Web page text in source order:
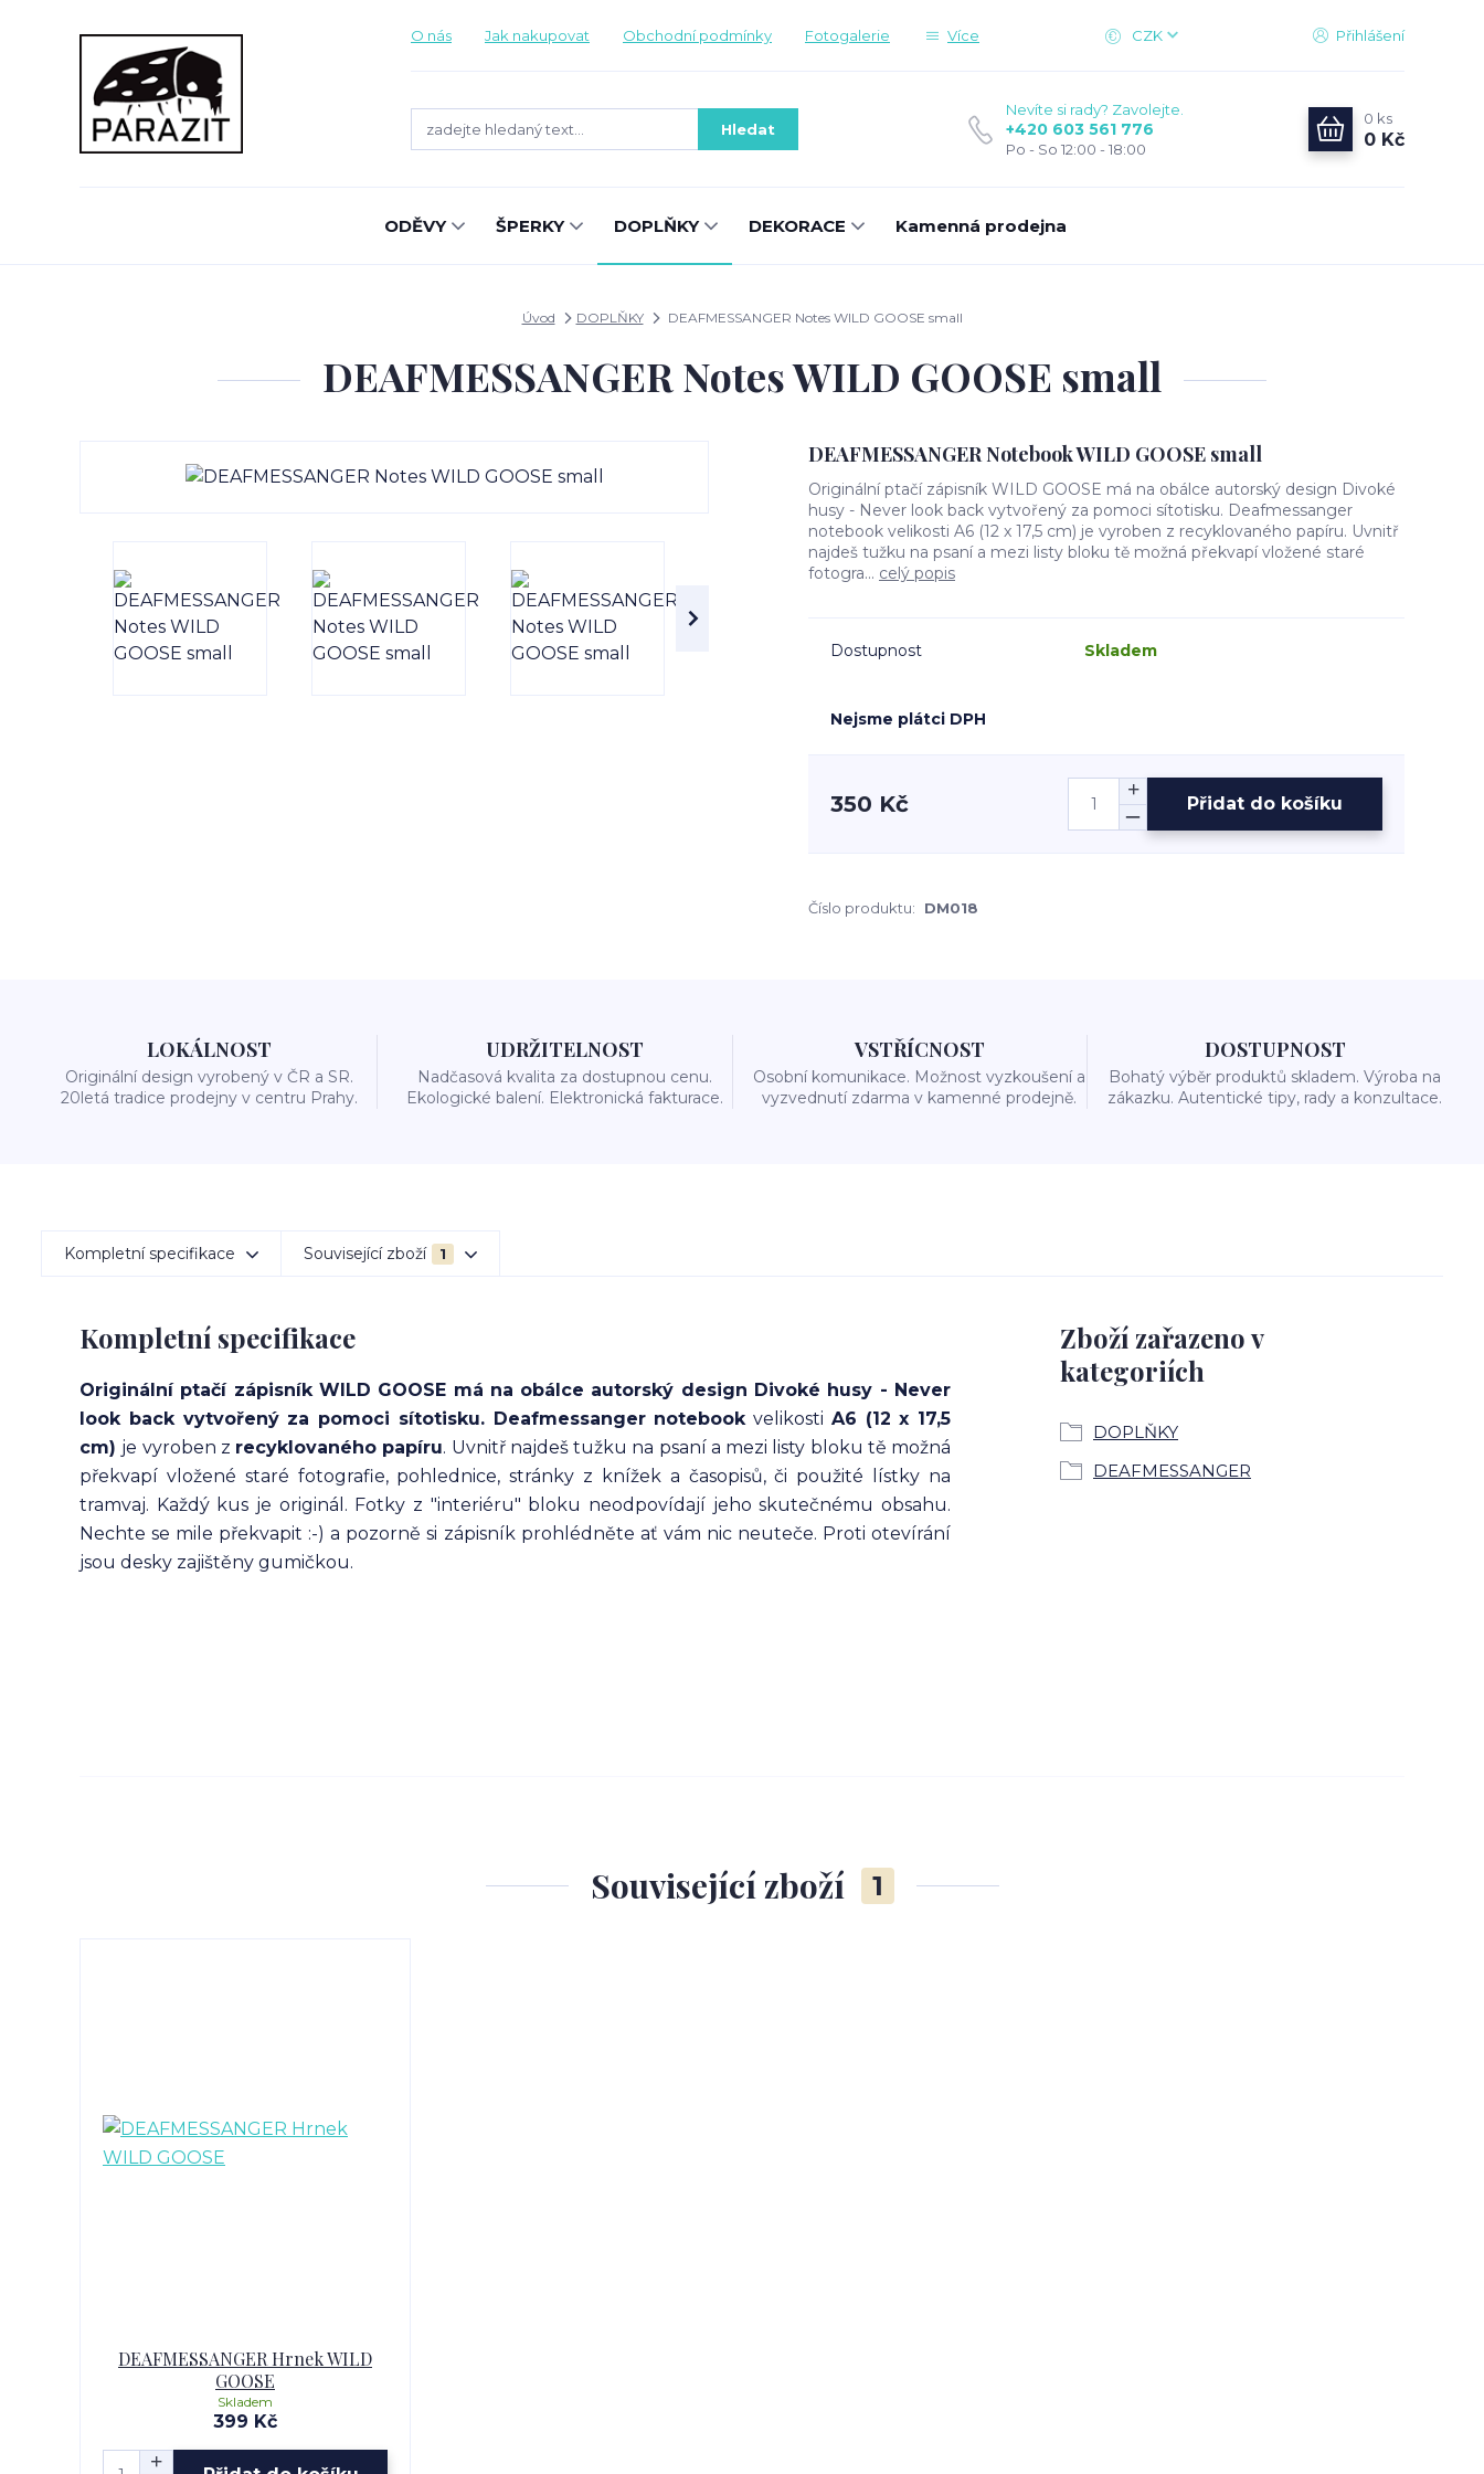
O nás Jak nakupovat Obchodní podmínky Fotogalerie Více CZK Přihlášení
Hledat
Nevíte si rady? Zavolejte.
+420 603 561 776
Po - So 12:00 - 18:00
0 ks
0 Kč
ODĚVY ŠPERKY DOPLŇKY DEKORACE Kamenná prodejna
Úvod DOPLŇKY DEAFMESSANGER Notes WILD GOOSE small
DEAFMESSANGER Notes WILD GOOSE small
DEAFMESSANGER Notebook WILD GOOSE small
Originální ptačí zápisník WILD GOOSE má na obálce autorský design Divoké
husy - Never look back vytvořený za pomoci sítotisku. Deafmessanger
notebook velikosti A6 (12 x 17,5 cm) je vyroben z recyklovaného papíru. Uvnitř
najdeš tužku na psaní a mezi listy bloku tě možná překvapí vložené staré
fotogra... celý popis
Dostupnost Skladem
Nejsme plátci DPH
350 Kč Přidat do košíku
Číslo produktu: DM018
LOKÁLNOST
Originální design vyrobený v ČR a SR.
20letá tradice prodejny v centru Prahy.
UDRŽITELNOST
Nadčasová kvalita za dostupnou cenu.
Ekologické balení. Elektronická fakturace.
VSTŘÍCNOST
Osobní komunikace. Možnost vyzkoušení a
vyzvednutí zdarma v kamenné prodejně.
DOSTUPNOST
Bohatý výběr produktů skladem. Výroba na
zákazku. Autentické tipy, rady a konzultace.
Kompletní specifikace Související zboží 1
Kompletní specifikace
Originální ptačí zápisník WILD GOOSE má na obálce autorský design Divoké husy - Never
look back vytvořený za pomoci sítotisku. Deafmessanger notebookvelikosti A6 (12 x 17,5
cm) je vyroben z recyklovaného papíru. Uvnitř najdeš tužku na psaní a mezi listy bloku tě možná
překvapí vložené staré fotografie, pohlednice, stránky z knížek a časopisů, či použité lístky na
tramvaj. Každý kus je originál. Fotky z "interiéru" bloku neodpovídají jeho skutečnému obsahu.
Nechte se mile překvapit :-) a pozorně si zápisník prohlédněte ať vám nic neuteče. Proti otevírání
jsou desky zajištěny gumičkou.
Zboží zařazeno v
kategoriích
DOPLŇKY
DEAFMESSANGER
Související zboží 1
DEAFMESSANGER Hrnek WILD
GOOSE
399 Kč
Skladem